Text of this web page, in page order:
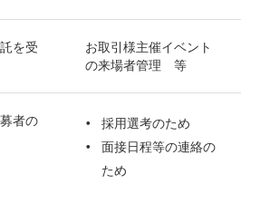
を受
お取引様主催イベント
の来場者管理 等
者の
採用選考のため
面接日程等の連絡の
ため